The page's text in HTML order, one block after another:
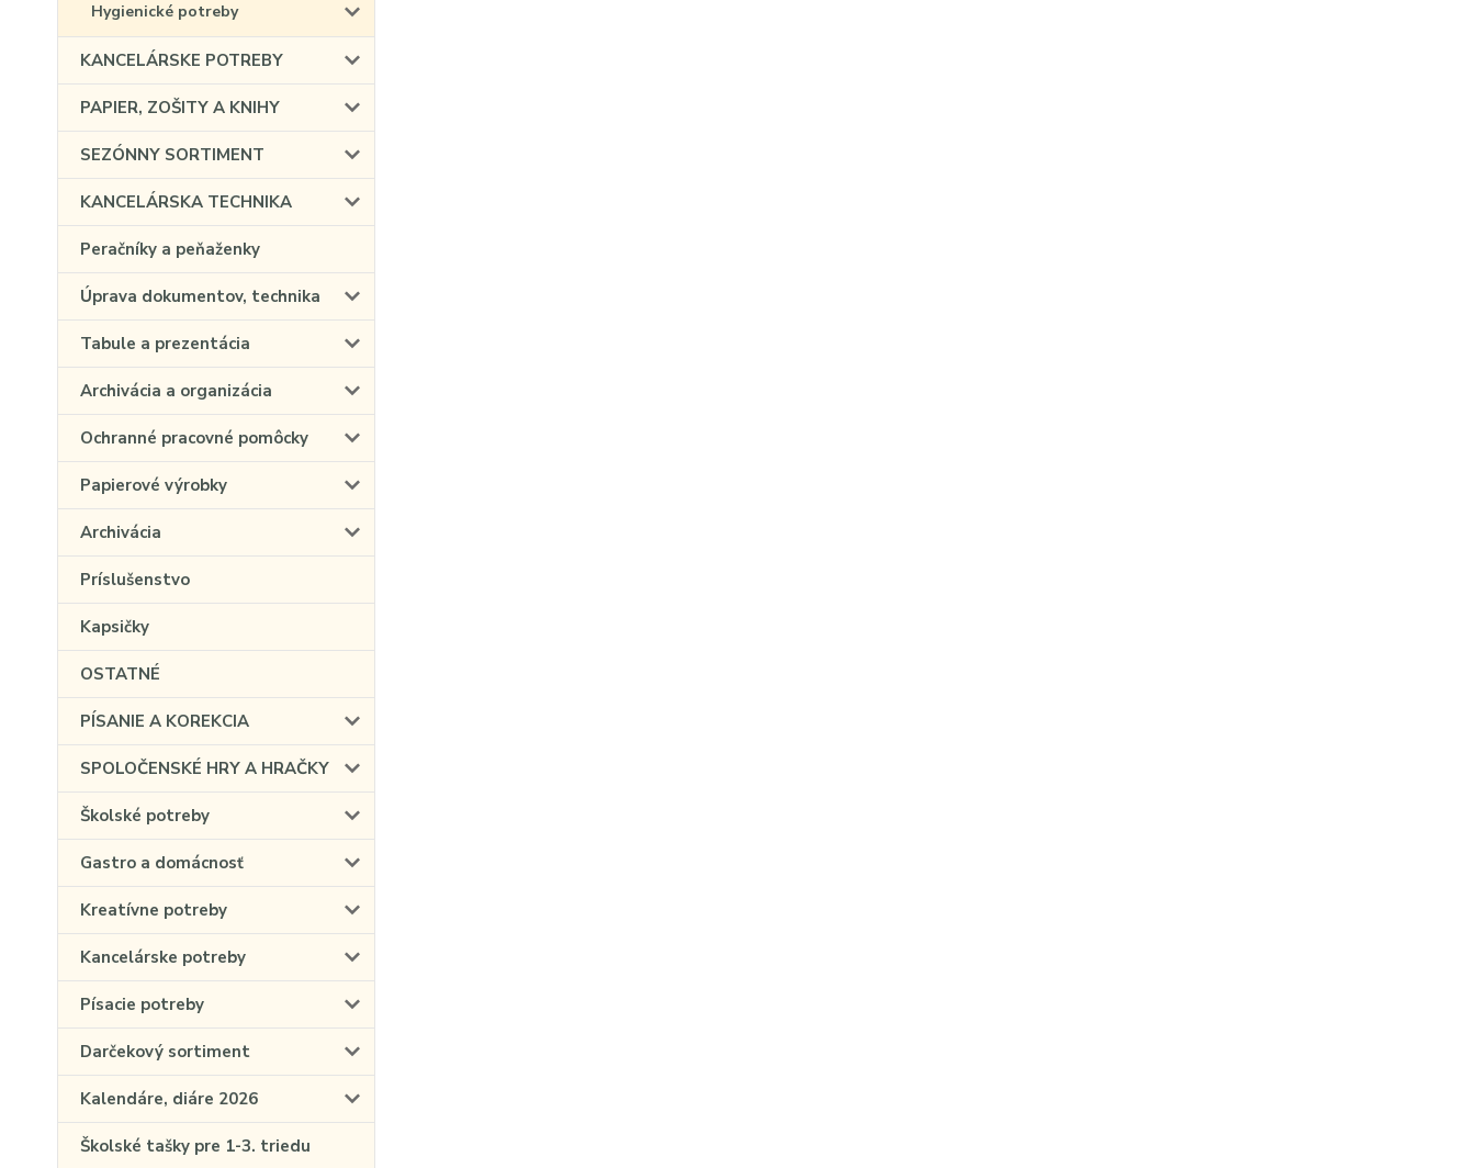
Hygienické potreby
KANCELÁRSKE POTREBY
PAPIER, ZOŠITY A KNIHY
SEZÓNNY SORTIMENT
KANCELÁRSKA TECHNIKA
Peračníky a peňaženky
Úprava dokumentov, technika
Tabule a prezentácia
Archivácia a organizácia
Ochranné pracovné pomôcky
Papierové výrobky
Archivácia
Príslušenstvo
Kapsičky
OSTATNÉ
PÍSANIE A KOREKCIA
SPOLOČENSKÉ HRY A HRAČKY
Školské potreby
Gastro a domácnosť
Kreatívne potreby
Kancelárske potreby
Písacie potreby
Darčekový sortiment
Kalendáre, diáre 2026
Školské tašky pre 1-3. triedu